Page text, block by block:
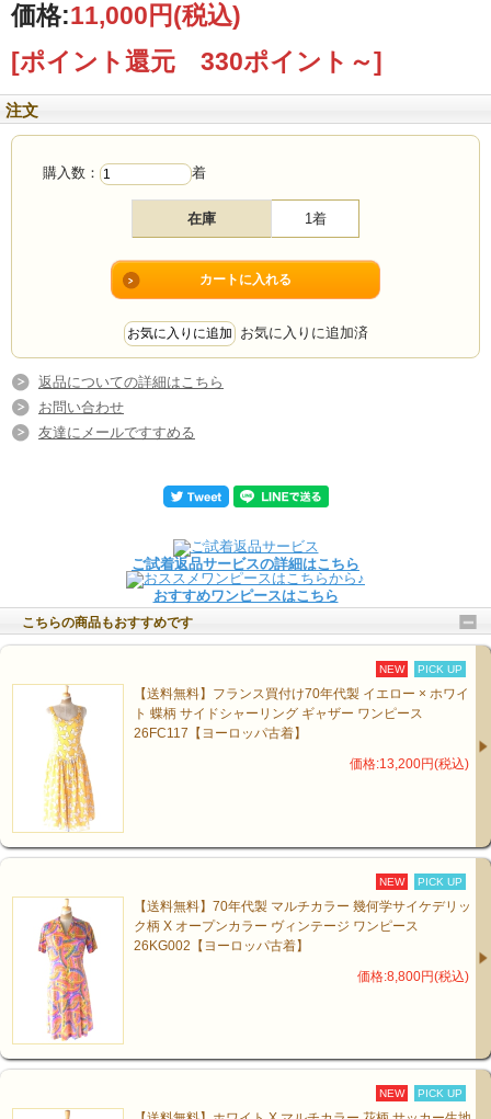
価格:11,000円(税込)
[ポイント還元 330ポイント～]
注文
購入数： 着
在庫 1着
お気に入りに追加済
返品についての詳細はこちら
お問い合わせ
友達にメールですすめる
ご試着返品サービスの詳細はこちら
おすすめワンピースはこちら
こちらの商品もおすすめです
NEW PICK UP
【送料無料】フランス買付け70年代製 イエロー × ホワイ
ト 蝶柄 サイドシャーリング ギャザー ワンピース
26FC117【ヨーロッパ古着】
価格:13,200円(税込)
NEW PICK UP
【送料無料】70年代製 マルチカラー 幾何学サイケデリッ
ク柄 X オープンカラー ヴィンテージ ワンピース
26KG002【ヨーロッパ古着】
価格:8,800円(税込)
NEW PICK UP